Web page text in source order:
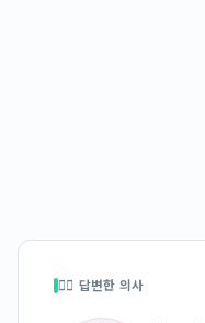
👩‍⚕️ 답변한 의사